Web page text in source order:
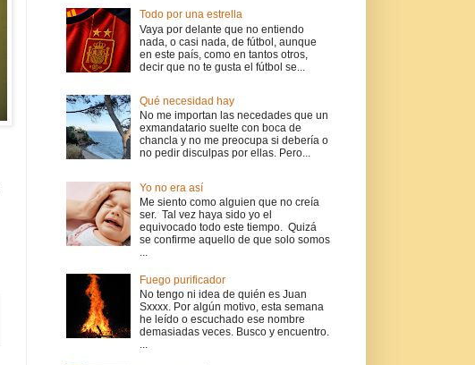
Todo por una estrella
Vaya por delante que no entiendo
nada, o casi nada, de fútbol, aunque
en este país, como en tantos otros,
decir que no te gusta el fútbol se...
Qué necesidad hay
No me importan las necedades que un
exmandatario suelte con boca de
chancla y no me preocupa si debería o
no pedir disculpas por ellas. Pero...
Yo no era así
Me siento como alguien que no creía
ser. Tal vez haya sido yo el
equivocado todo este tiempo. Quizá
se confirme aquello de que solo somos
...
Fuego purificador
No tengo ni idea de quién es Juan
Sxxxx. Por algún motivo, esta semana
he leído o escuchado ese nombre
demasiadas veces. Busco y encuentro.
...